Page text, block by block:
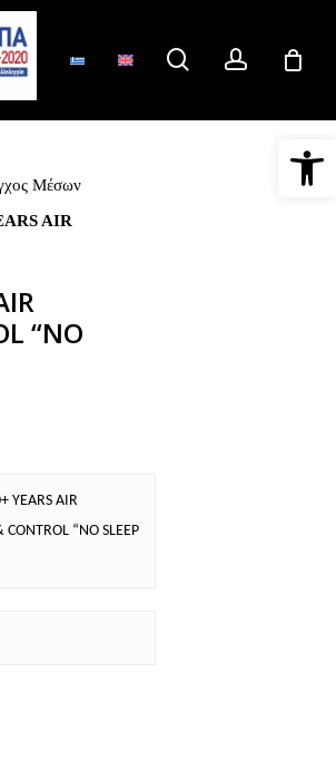
searchaccount
Μέσων
AIR
“NO
YEARS AIR
CONTROL “NO SLEEP